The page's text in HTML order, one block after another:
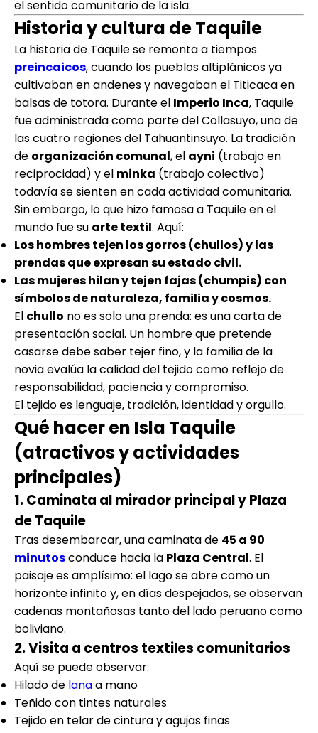
el sentido comunitario de la isla.
Historia y cultura de Taquile
La historia de Taquile se remonta a tiempos
preincaicos, cuando los pueblos altiplánicos ya
cultivaban en andenes y navegaban el Titicaca en
balsas de totora. Durante el Imperio Inca, Taquile
fue administrada como parte del Collasuyo, una de
las cuatro regiones del Tahuantinsuyo. La tradición
de organización comunal, el ayni (trabajo en
reciprocidad) y el minka (trabajo colectivo)
todavía se sienten en cada actividad comunitaria.
Sin embargo, lo que hizo famosa a Taquile en el
mundo fue su arte textil. Aquí:
Los hombres tejen los gorros (chullos) y las
prendas que expresan su estado civil.
Las mujeres hilan y tejen fajas (chumpis) con
símbolos de naturaleza, familia y cosmos.
El chullo no es solo una prenda: es una carta de
presentación social. Un hombre que pretende
casarse debe saber tejer fino, y la familia de la
novia evalúa la calidad del tejido como reflejo de
responsabilidad, paciencia y compromiso.
El tejido es lenguaje, tradición, identidad y orgullo.
Qué hacer en Isla Taquile
(atractivos y actividades
principales)
1. Caminata al mirador principal y Plaza
de Taquile
Tras desembarcar, una caminata de 45 a 90
minutosconduce hacia la Plaza Central. El
paisaje es amplísimo: el lago se abre como un
horizonte infinito y, en días despejados, se observan
cadenas montañosas tanto del lado peruano como
boliviano.
2. Visita a centros textiles comunitarios
Aquí se puede observar:
Hilado de lanaa mano
Teñido con tintes naturales
Tejido en telar de cintura y agujas finas